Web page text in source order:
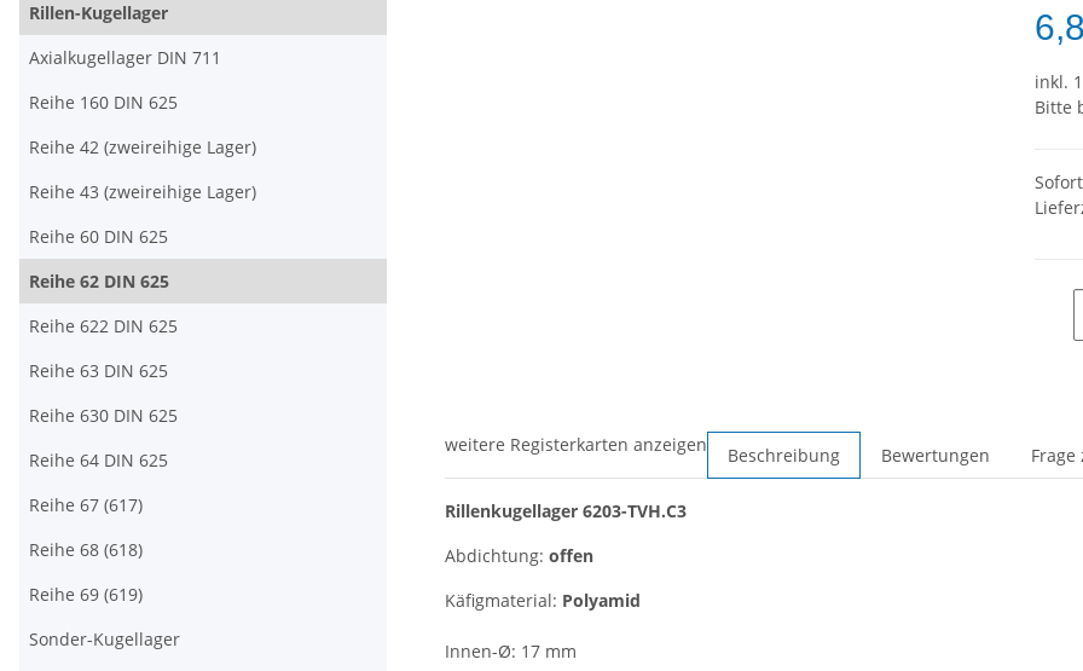
inkl.
Bitte
weitere Registerkarten anzeigen Beschreibung Bewertungen
Rillenkugellager 6203-TVH.C3
Abdichtung: offen
Käfigmaterial: Polyamid
Innen-Ø: 17 mm
Rillen-Kugellager
Axialkugellager DIN 711
Reihe 160 DIN 625
Reihe 42 (zweireihige Lager)
Reihe 43 (zweireihige Lager)
Reihe 60 DIN 625
Reihe 62 DIN 625
Reihe 622 DIN 625
Reihe 63 DIN 625
Reihe 630 DIN 625
Reihe 64 DIN 625
Reihe 67 (617)
Reihe 68 (618)
Reihe 69 (619)
Sonder-Kugellager